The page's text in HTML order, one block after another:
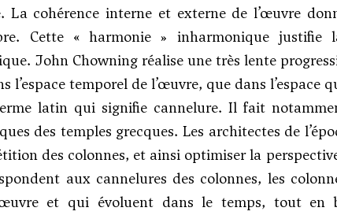
La cohérence interne et externe de l’œuvre
Cette « harmonie » inharmonique
John Chowning réalise une très lente
l’espace temporel de l’œuvre, que dans l’espace
latin qui signifie cannelure. Il fait
des temples grecques. Les architectes de
des colonnes, et ainsi optimiser la
aux cannelures des colonnes, les
et qui évoluent dans le temps, tout